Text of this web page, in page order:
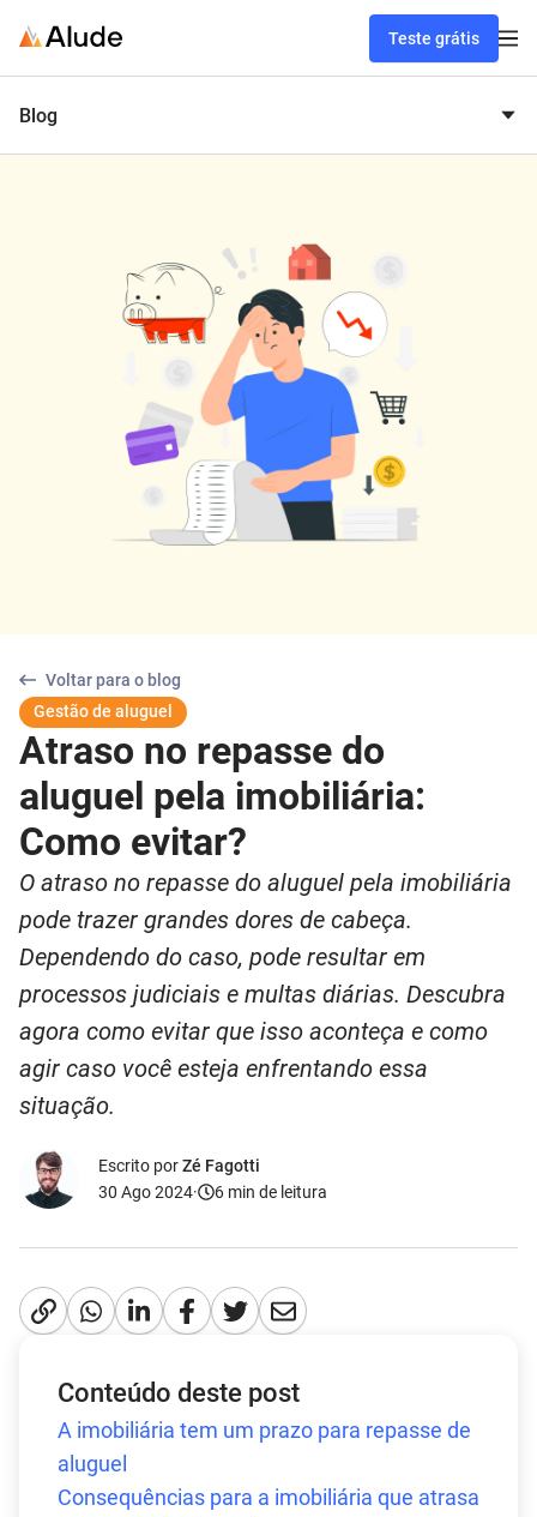
Teste grátis
Blog
Voltar para o blog
Gestão de aluguel
Atraso no repasse do
aluguel pela imobiliária:
Como evitar?
O atraso no repasse do aluguel pela imobiliária
pode trazer grandes dores de cabeça.
Dependendo do caso, pode resultar em
processos judiciais e multas diárias. Descubra
agora como evitar que isso aconteça e como
agir caso você esteja enfrentando essa
situação.
Escrito porZé Fagotti
30 Ago 2024· 6 min de leitura
Conteúdo deste post
A imobiliária tem um prazo para repasse de
aluguel
Consequências para a imobiliária que atrasa